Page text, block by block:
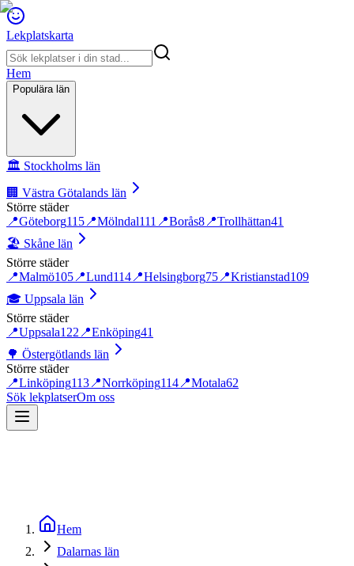
Lekplatskarta
Hem
Populära län
🏛️ Stockholms län
🏢 Västra Götalands län
Större städer
📍Göteborg115 📍Mölndal111 📍Borås8 📍Trollhättan41
🏖️ Skåne län
Större städer
📍Malmö105 📍Lund114 📍Helsingborg75 📍Kristianstad109
🎓 Uppsala län
Större städer
📍Uppsala122 📍Enköping41
🌳 Östergötlands län
Större städer
📍Linköping113 📍Norrköping114 📍Motala62
Sök lekplatserOm oss
Hem
Dalarnas län